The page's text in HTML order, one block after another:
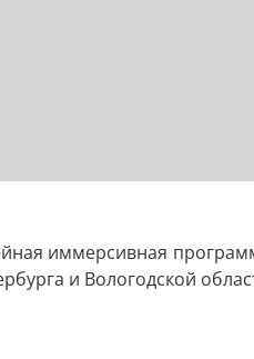
иммерсивная
и Вологодской